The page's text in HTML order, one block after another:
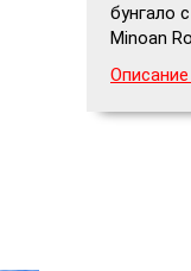
бунгало
Minoan